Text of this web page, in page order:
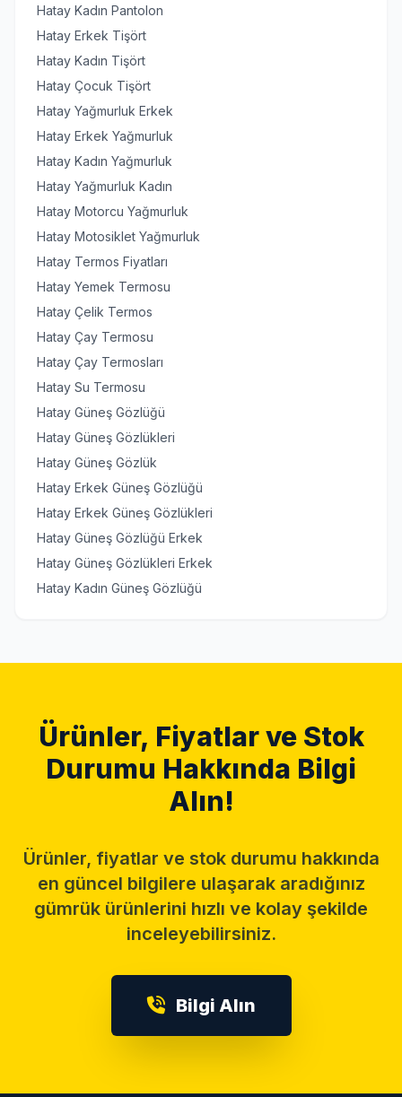
Hatay Kadın Pantolon
Hatay Erkek Tişört
Hatay Kadın Tişört
Hatay Çocuk Tişört
Hatay Yağmurluk Erkek
Hatay Erkek Yağmurluk
Hatay Kadın Yağmurluk
Hatay Yağmurluk Kadın
Hatay Motorcu Yağmurluk
Hatay Motosiklet Yağmurluk
Hatay Termos Fiyatları
Hatay Yemek Termosu
Hatay Çelik Termos
Hatay Çay Termosu
Hatay Çay Termosları
Hatay Su Termosu
Hatay Güneş Gözlüğü
Hatay Güneş Gözlükleri
Hatay Güneş Gözlük
Hatay Erkek Güneş Gözlüğü
Hatay Erkek Güneş Gözlükleri
Hatay Güneş Gözlüğü Erkek
Hatay Güneş Gözlükleri Erkek
Hatay Kadın Güneş Gözlüğü
Ürünler, Fiyatlar ve Stok
Durumu Hakkında Bilgi
Alın!
Ürünler, fiyatlar ve stok durumu hakkında
en güncel bilgilere ulaşarak aradığınız
gümrük ürünlerini hızlı ve kolay şekilde
inceleyebilirsiniz.
Bilgi Alın